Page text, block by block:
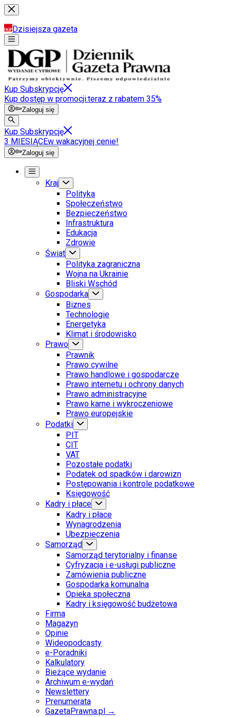
Dzisiejsza gazeta
Kup Subskrypcję
Kup dostęp w promocji:teraz z rabatem 35%
Zaloguj się
Kup Subskrypcję
3 MIESIĄCEw wakacyjnej cenie!
Zaloguj się
Kraj
Polityka
Społeczeństwo
Bezpieczeństwo
Infrastruktura
Edukacja
Zdrowie
Świat
Polityka zagraniczna
Wojna na Ukrainie
Bliski Wschód
Gospodarka
Biznes
Technologie
Energetyka
Klimat i środowisko
Prawo
Prawnik
Prawo cywilne
Prawo handlowe i gospodarcze
Prawo internetu i ochrony danych
Prawo administracyjne
Prawo karne i wykroczeniowe
Prawo europejskie
Podatki
PIT
CIT
VAT
Pozostałe podatki
Podatek od spadków i darowizn
Postępowania i kontrole podatkowe
Księgowość
Kadry i płace
Kadry i płace
Wynagrodzenia
Ubezpieczenia
Samorząd
Samorząd terytorialny i finanse
Cyfryzacja i e-usługi publiczne
Zamówienia publiczne
Gospodarka komunalna
Opieka społeczna
Kadry i księgowość budżetowa
Firma
Magazyn
Opinie
Wideopodcasty
e-Poradniki
Kalkulatory
Bieżące wydanie
Archiwum e-wydań
Newslettery
Prenumerata
GazetaPrawna.pl →